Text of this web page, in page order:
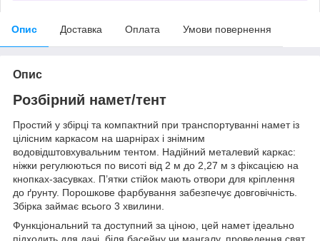
Опис Доставка Оплата Умови повернення
Опис
Розбірний намет/тент
Простий у збірці та компактний при транспортуванні намет із
цілісним каркасом на шарнірах і знімним
водовідштовхувальним тентом. Надійний металевий каркас:
ніжки регулюються по висоті від 2 м до 2,27 м з фіксацією на
кнопках-засувках. П’ятки стійок мають отвори для кріплення
до ґрунту. Порошкове фарбування забезпечує довговічність.
Збірка займає всього 3 хвилини.
Функціональний та доступний за ціною, цей намет ідеально